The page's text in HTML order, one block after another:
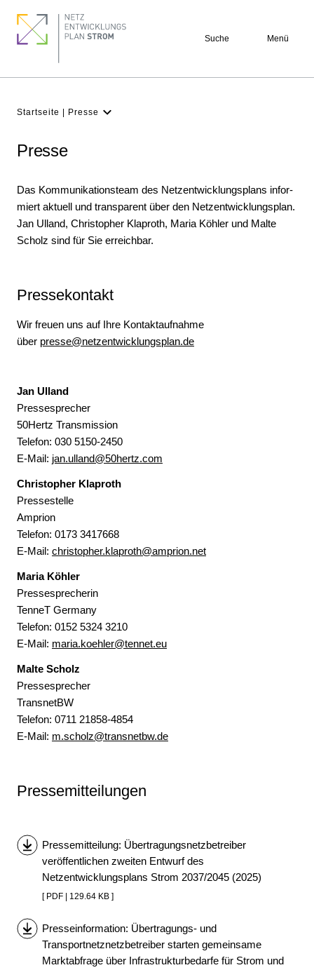
zum
Inhalt
Suche Menü
Pfadnavigation
Startseite
Presse
Projekte
Archiv
Presse
Das Kommunikationsteam des Netz­ent­wick­lungs­plans infor­
miert aktuell und trans­parent über den Netz­entwicklungsplan.
Jan Ulland, Christopher Klaproth, Maria Köhler und Malte
Scholz sind für Sie erreichbar.
Pressekontakt
Wir freuen uns auf Ihre Kontaktaufnahme
über presse@netzentwicklungsplan.de
Jan Ulland
Pressesprecher
50Hertz Transmission
Telefon: 030 5150-2450
E-Mail: jan.ulland@50hertz.com
Christopher Klaproth
Pressestelle
Amprion
Telefon: 0173 3417668
E-Mail: christopher.klaproth@amprion.net
Maria Köhler
Pressesprecherin
TenneT Germany
Telefon: 0152 5324 3210
E-Mail: maria.koehler@tennet.eu
Malte Scholz
Pressesprecher
TransnetBW
Telefon: 0711 21858-4854
E-Mail: m.scholz@transnetbw.de
Pressemitteilungen
Pressemitteilung: Übertragungsnetzbetreiber
veröffentlichen zweiten Entwurf des
Netzentwicklungsplans Strom 2037/2045 (2025)
[ PDF | 129.64 KB ]
Presseinformation: Übertragungs- und
Transportnetznetzbetreiber starten gemeinsame
Marktabfrage über Infrastrukturbedarfe für Strom und
quick
links